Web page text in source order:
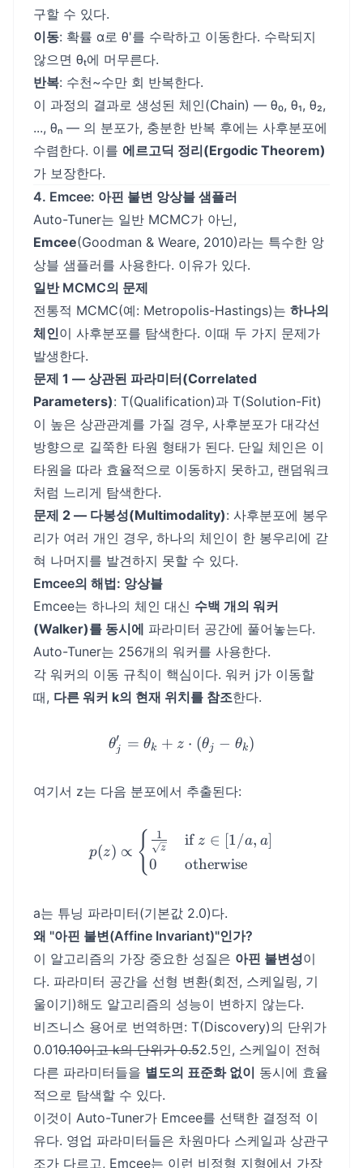
구할 수 있다.
이동: 확률 α로 θ'를 수락하고 이동한다. 수락되지
않으면 θₜ에 머무른다.
반복: 수천~수만 회 반복한다.
이 과정의 결과로 생성된 체인(Chain) — θ₀, θ₁, θ₂,
..., θₙ — 의 분포가, 충분한 반복 후에는 사후분포에
수렴한다. 이를 에르고딕 정리(Ergodic Theorem)
가 보장한다.
4. Emcee: 아핀 불변 앙상블 샘플러
Auto-Tuner는 일반 MCMC가 아닌,
Emcee(Goodman & Weare, 2010)라는 특수한 앙
상블 샘플러를 사용한다. 이유가 있다.
일반 MCMC의 문제
전통적 MCMC(예: Metropolis-Hastings)는 하나의
체인이 사후분포를 탐색한다. 이때 두 가지 문제가
발생한다.
문제 1 — 상관된 파라미터(Correlated
Parameters): T(Qualification)과 T(Solution-Fit)
이 높은 상관관계를 가질 경우, 사후분포가 대각선
방향으로 길쭉한 타원 형태가 된다. 단일 체인은 이
타원을 따라 효율적으로 이동하지 못하고, 랜덤워크
처럼 느리게 탐색한다.
문제 2 — 다봉성(Multimodality): 사후분포에 봉우
리가 여러 개인 경우, 하나의 체인이 한 봉우리에 갇
혀 나머지를 발견하지 못할 수 있다.
Emcee의 해법: 앙상블
Emcee는 하나의 체인 대신 수백 개의 워커
(Walker)를 동시에 파라미터 공간에 풀어놓는다.
Auto-Tuner는 256개의 워커를 사용한다.
각 워커의 이동 규칙이 핵심이다. 워커 j가 이동할
때, 다른 워커 k의 현재 위치를 참조한다.
\theta_j' = \theta_k + z
θj
′ = θk + z ⋅ (θj − θk)
여기서 z는 다음 분포에서 추출된다:
p(z) \propto
p(z) ∝ { z
1
0
if z ∈ [1/a, a]
otherwise
a는 튜닝 파라미터(기본값 2.0)다.
왜 "아핀 불변(Affine Invariant)"인가?
이 알고리즘의 가장 중요한 성질은 아핀 불변성이
다. 파라미터 공간을 선형 변환(회전, 스케일링, 기
울이기)해도 알고리즘의 성능이 변하지 않는다.
비즈니스 용어로 번역하면: T(Discovery)의 단위가
0.010.10이고 k의 단위가 0.52.5인, 스케일이 전혀
다른 파라미터들을 별도의 표준화 없이 동시에 효율
적으로 탐색할 수 있다.
이것이 Auto-Tuner가 Emcee를 선택한 결정적 이
유다. 영업 파라미터들은 차원마다 스케일과 상관구
조가 다르고, Emcee는 이런 비정형 지형에서 가장